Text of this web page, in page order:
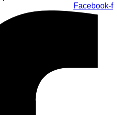
Facebook-f